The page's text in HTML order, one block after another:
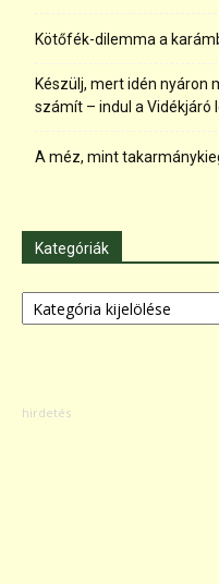
Kötőfék-dilemma a
Készülj, mert idén
számít – indul a Vidékjáró
A méz, mint
Kategóriák
Kategóriák